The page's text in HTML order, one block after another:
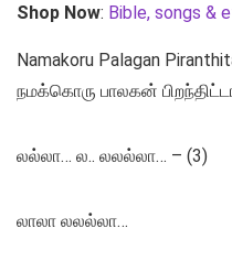
Shop Now: Bible, songs &
Namakoru Palagan
நமக்கொரு பாலகன்
லல்லா… ல.. லலல்லா… – (3)
லாலா லலல்லா…